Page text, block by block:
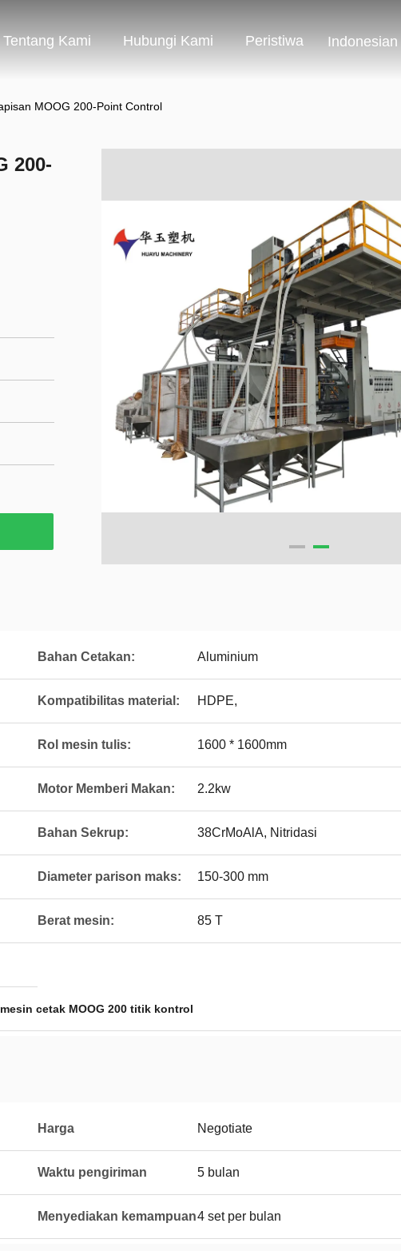
Tentang Kami Hubungi Kami Peristiwa Indonesian
MOOG 200-Point Control
200-
Bahan Cetakan: Aluminium
Kompatibilitas material: HDPE,
Rol mesin tulis: 1600 * 1600mm
Motor Memberi Makan: 2.2kw
Bahan Sekrup: 38CrMoAlA, Nitridasi
Diameter parison maks: 150-300 mm
Berat mesin: 85 T
mesin cetak MOOG 200 titik kontrol
Harga Negotiate
Waktu pengiriman 5 bulan
Menyediakan kemampuan4 set per bulan